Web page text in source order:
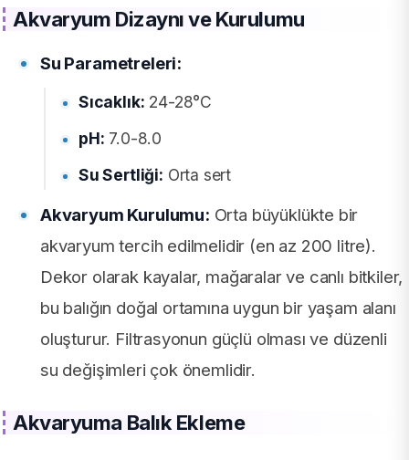
Akvaryum Dizaynı ve Kurulumu
Su Parametreleri:
Sıcaklık: 24-28°C
pH: 7.0-8.0
Su Sertliği: Orta sert
Akvaryum Kurulumu: Orta büyüklükte bir
akvaryum tercih edilmelidir (en az 200 litre).
Dekor olarak kayalar, mağaralar ve canlı bitkiler,
bu balığın doğal ortamına uygun bir yaşam alanı
oluşturur. Filtrasyonun güçlü olması ve düzenli
su değişimleri çok önemlidir.
Akvaryuma Balık Ekleme